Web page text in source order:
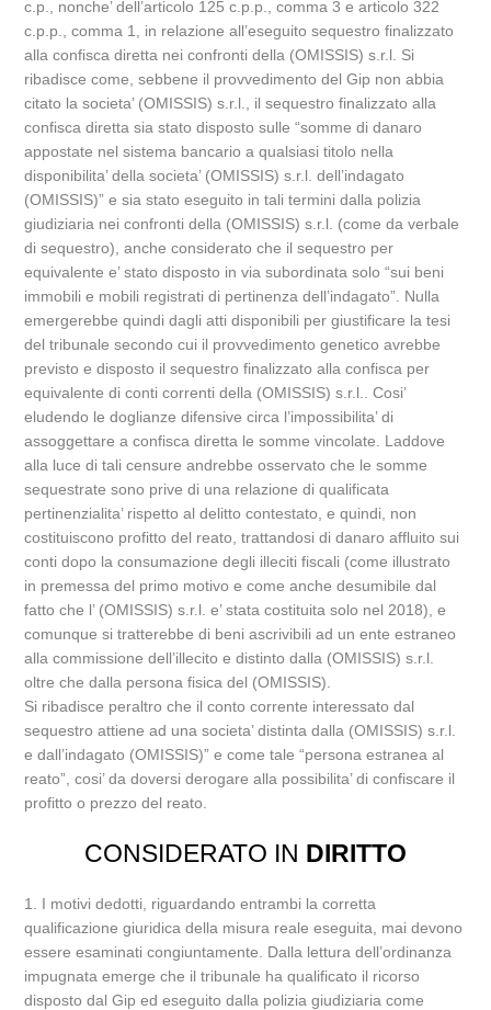
c.p., nonche’ dell’articolo 125 c.p.p., comma 3 e articolo 322
c.p.p., comma 1, in relazione all’eseguito sequestro finalizzato
alla confisca diretta nei confronti della (OMISSIS) s.r.l. Si
ribadisce come, sebbene il provvedimento del Gip non abbia
citato la societa’ (OMISSIS) s.r.l., il sequestro finalizzato alla
confisca diretta sia stato disposto sulle “somme di danaro
appostate nel sistema bancario a qualsiasi titolo nella
disponibilita’ della societa’ (OMISSIS) s.r.l. dell’indagato
(OMISSIS)” e sia stato eseguito in tali termini dalla polizia
giudiziaria nei confronti della (OMISSIS) s.r.l. (come da verbale
di sequestro), anche considerato che il sequestro per
equivalente e’ stato disposto in via subordinata solo “sui beni
immobili e mobili registrati di pertinenza dell’indagato”. Nulla
emergerebbe quindi dagli atti disponibili per giustificare la tesi
del tribunale secondo cui il provvedimento genetico avrebbe
previsto e disposto il sequestro finalizzato alla confisca per
equivalente di conti correnti della (OMISSIS) s.r.l.. Cosi’
eludendo le doglianze difensive circa l’impossibilita’ di
assoggettare a confisca diretta le somme vincolate. Laddove
alla luce di tali censure andrebbe osservato che le somme
sequestrate sono prive di una relazione di qualificata
pertinenzialita’ rispetto al delitto contestato, e quindi, non
costituiscono profitto del reato, trattandosi di danaro affluito sui
conti dopo la consumazione degli illeciti fiscali (come illustrato
in premessa del primo motivo e come anche desumibile dal
fatto che l’ (OMISSIS) s.r.l. e’ stata costituita solo nel 2018), e
comunque si tratterebbe di beni ascrivibili ad un ente estraneo
alla commissione dell’illecito e distinto dalla (OMISSIS) s.r.l.
oltre che dalla persona fisica del (OMISSIS).
Si ribadisce peraltro che il conto corrente interessato dal
sequestro attiene ad una societa’ distinta dalla (OMISSIS) s.r.l.
e dall’indagato (OMISSIS)” e come tale “persona estranea al
reato”, cosi’ da doversi derogare alla possibilita’ di confiscare il
profitto o prezzo del reato.
CONSIDERATO IN DIRITTO
1. I motivi dedotti, riguardando entrambi la corretta
qualificazione giuridica della misura reale eseguita, mai devono
essere esaminati congiuntamente. Dalla lettura dell’ordinanza
impugnata emerge che il tribunale ha qualificato il ricorso
disposto dal Gip ed eseguito dalla polizia giudiziaria come